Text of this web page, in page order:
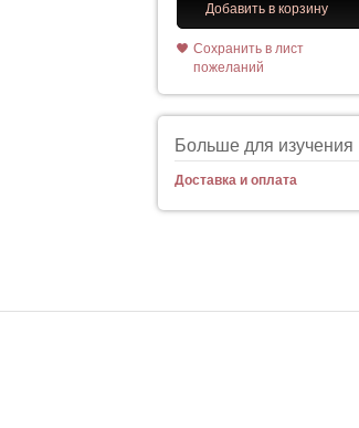
Добавить в корзину
Сохранить в лист
пожеланий
Больше для изучения
Доставка и оплата